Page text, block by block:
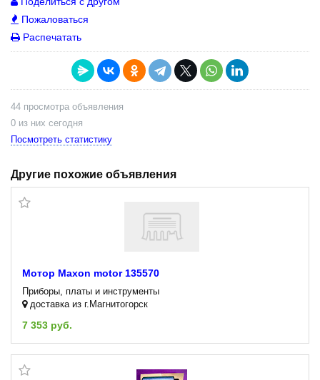
Пожаловаться
Распечатать
44 просмотра объявления
0 из них сегодня
Посмотреть статистику
Другие похожие объявления
Мотор Maxon motor 135570
Приборы, платы и инструменты
доставка из г.Магнитогорск
7 353 руб.